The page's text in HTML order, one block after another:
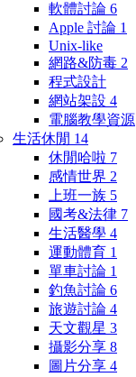
軟體討論 6
Apple 討論 1
Unix-like
網路&防毒 2
程式設計
網站架設 4
電腦教學資源
生活休閒 14
休閒哈啦 7
感情世界 2
上班一族 5
國考&法律 7
生活醫學 4
運動體育 1
單車討論 1
釣魚討論 6
旅遊討論 4
天文觀星 3
攝影分享 8
圖片分享 4